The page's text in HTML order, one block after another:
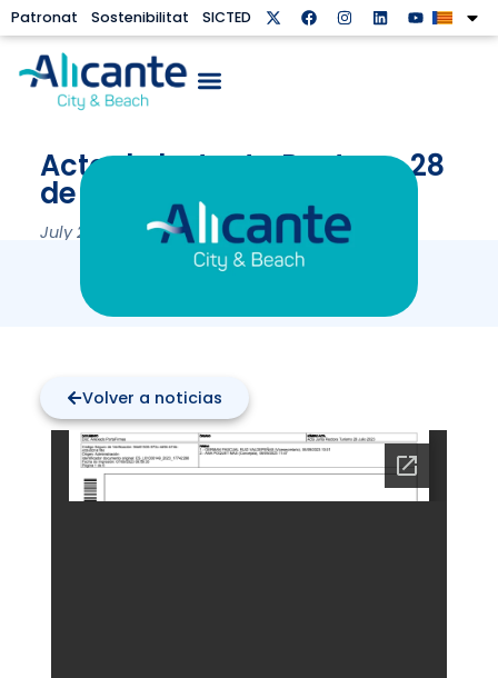
Patronat Sostenibilitat SICTED
Acta de la Junta Rectora, 28
de juliol de 2023
July 28, 2023
Volver a noticias